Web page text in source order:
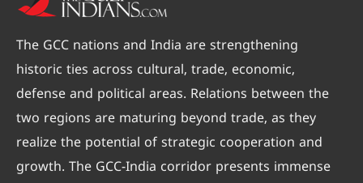
The GCC nations and India are strengthening
historic ties across cultural, trade, economic,
defense and political areas. Relations between the
two regions are maturing beyond trade, as they
realize the potential of strategic cooperation and
growth. The GCC-India corridor presents immense